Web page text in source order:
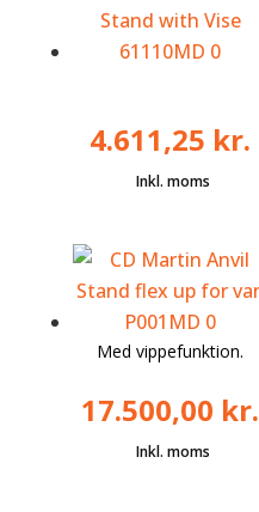
4.611,25 kr.
Med vippefunktion.
17.500,00 kr.